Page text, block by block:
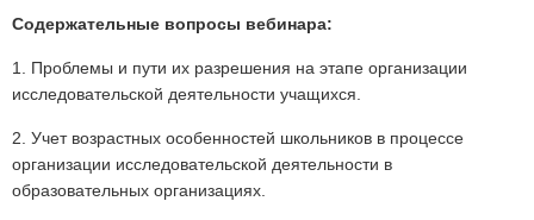
Содержательные вопросы вебинара:
1. Проблемы и пути их разрешения на этапе организации
исследовательской деятельности учащихся.
2. Учет возрастных особенностей школьников в процессе
организации исследовательской деятельности в
образовательных организациях.